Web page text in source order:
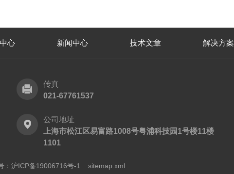
心 新闻中心 技术文章 解决方案
传真
021-67761537
公司地址
上海市松江区易富路1008号粤浦科技园1号楼11楼
1101
：沪ICP备19006716号-1 sitemap.xml